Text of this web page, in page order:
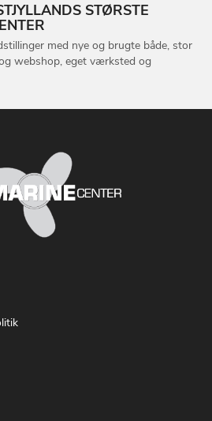
STØRSTE
med nye og brugte både, stor
webshop, eget værksted og